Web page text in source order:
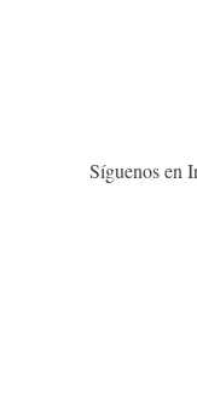
Síguenos en